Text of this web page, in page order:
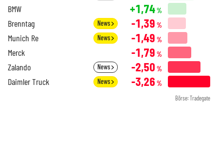
BMW +1,74%
Brenntag News -1,39 %
Munich Re News -1,49 %
Merck -1,79 %
Zalando News -2,50 %
Daimler Truck News -3,26 %
Börse: Tradegate